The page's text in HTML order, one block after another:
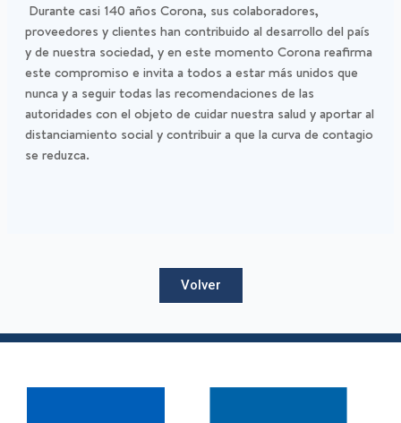
Durante casi 140 años Corona, sus colaboradores,
proveedores y clientes han contribuido al desarrollo del país
y de nuestra sociedad, y en este momento Corona reafirma
este compromiso e invita a todos a estar más unidos que
nunca y a seguir todas las recomendaciones de las
autoridades con el objeto de cuidar nuestra salud y aportar al
distanciamiento social y contribuir a que la curva de contagio
se reduzca.
Volver